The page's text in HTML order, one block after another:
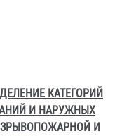
КАТЕГОРИЙ
И НАРУЖНЫХ
И